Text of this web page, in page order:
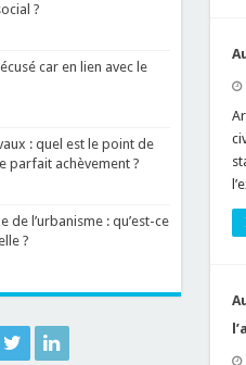
?
car en lien avec le
: quel est le point de
parfait achèvement ?
de l’urbanisme : qu’est-ce
?